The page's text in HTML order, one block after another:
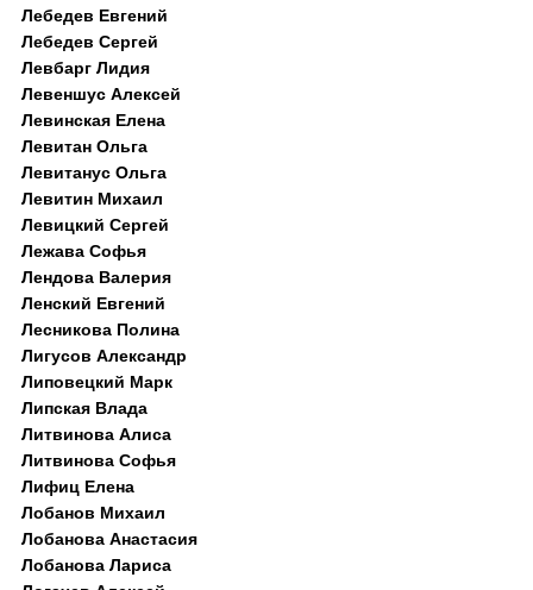
Лебедев Евгений
Лебедев Сергей
Левбарг Лидия
Левеншус Алексей
Левинская Елена
Левитан Ольга
Левитанус Ольга
Левитин Михаил
Левицкий Сергей
Лежава Софья
Лендова Валерия
Ленский Евгений
Лесникова Полина
Лигусов Александр
Липовецкий Марк
Липская Влада
Литвинова Алиса
Литвинова Софья
Лифиц Елена
Лобанов Михаил
Лобанова Анастасия
Лобанова Лариса